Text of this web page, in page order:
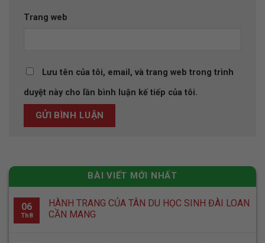
Trang web
Lưu tên của tôi, email, và trang web trong trình
duyệt này cho lần bình luận kế tiếp của tôi.
BÀI VIẾT MỚI NHẤT
06
Th8
HÀNH TRANG CỦA TÂN DU HỌC SINH ĐÀI LOAN
CẦN MANG